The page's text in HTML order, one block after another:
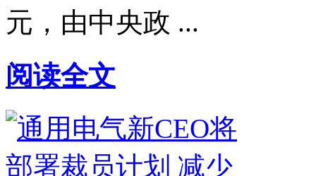
元，由中央政 ...
阅读全文